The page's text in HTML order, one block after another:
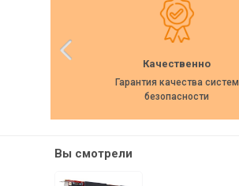
Качественно
Гарантия качества систем
безопасности
Вы смотрели